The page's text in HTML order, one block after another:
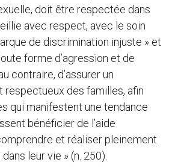
doit être respectée dans
avec respect, avec le soin
de discrimination injuste » et
forme d’agression et de
contraire, d’assurer un
respectueux des familles, afin
qui manifestent une tendance
bénéficier de l’aide
et réaliser pleinement
leur vie » (n. 250).